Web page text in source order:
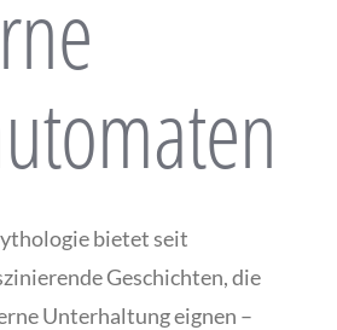
bietet seit
Geschichten, die
Unterhaltung eignen –